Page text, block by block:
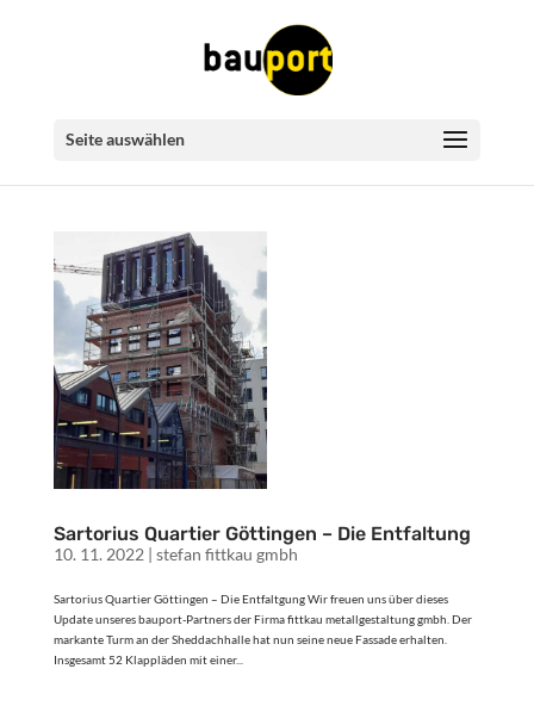
Seite auswählen
Sartorius Quartier Göttingen – Die Entfaltung
10. 11. 2022 | stefan fittkau gmbh
Sartorius Quartier Göttingen – Die Entfaltgung Wir freuen uns über dieses
Update unseres bauport-Partners der Firma fittkau metallgestaltung gmbh. Der
markante Turm an der Sheddachhalle hat nun seine neue Fassade erhalten.
Insgesamt 52 Klappläden mit einer...